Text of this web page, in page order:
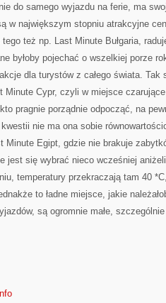
do samego wyjazdu na ferie, ma
w największym stopniu atrakcyjne
też np. Last Minute Bułgaria,
byłoby pojechać o wszelkiej porze
dla turystów z całego świata. Tak
Minute Cypr, czyli w miejsce
pragnie porządnie odpocząć, na
nie ma ona sobie
Egipt, gdzie nie brakuje
jest się wybrać nieco wcześniej
temperatury przekraczają tam 40
to ładne miejsce, jakie
są ogromnie małe,